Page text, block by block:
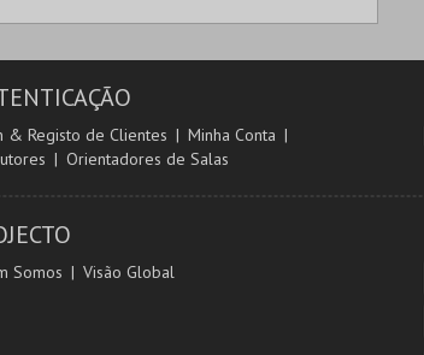
BENFICA
2026 - SPORTING
CARTA
& Registo de Clientes
Minha Conta
Orientadores de Salas
Somos Visão Global